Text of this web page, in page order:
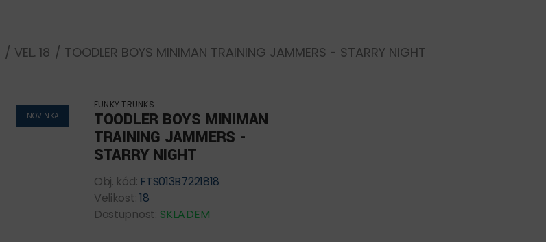
/ VEL. 18 / TOODLER BOYS MINIMAN TRAINING JAMMERS - STARRY NIGHT
NOVINKA
FUNKY TRUNKS
TOODLER BOYS MINIMAN
TRAINING JAMMERS -
STARRY NIGHT
Obj. kód: FTS013B7221818
Velikost:18
Dostupnost: SKLADEM